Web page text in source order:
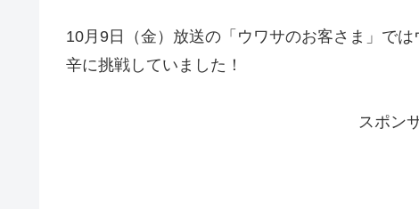
10月9日（金）放送の「ウワサのお客さま」で
辛に挑戦していました！
スポン